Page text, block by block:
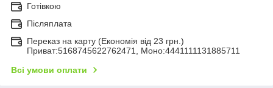
Готівкою
Післяплата
Переказ на карту (Економія від 23 грн.)
Приват:5168745622762471, Моно:4441111131885711
Всі умови оплати